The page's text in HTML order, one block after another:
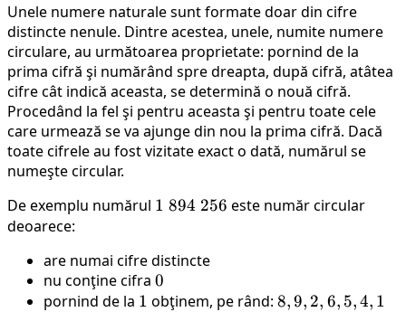
Unele numere naturale sunt formate doar din cifre
distincte nenule. Dintre acestea, unele, numite numere
circulare, au următoarea proprietate: pornind de la
prima cifră şi numărând spre dreapta, după cifră, atâtea
cifre cât indică aceasta, se determină o nouă cifră.
Procedând la fel şi pentru aceasta şi pentru toate cele
care urmează se va ajunge din nou la prima cifră. Dacă
toate cifrele au fost vizitate exact o dată, numărul se
numeşte circular.
De exemplu numărul 1 \
256
1 894 256 este număr circular
deoarece:
are numai cifre distincte
nu conţine cifra 0
0
pornind de la 1
1 obţinem, pe rând: 8,
8,9, 2, 6, 5,4, 1